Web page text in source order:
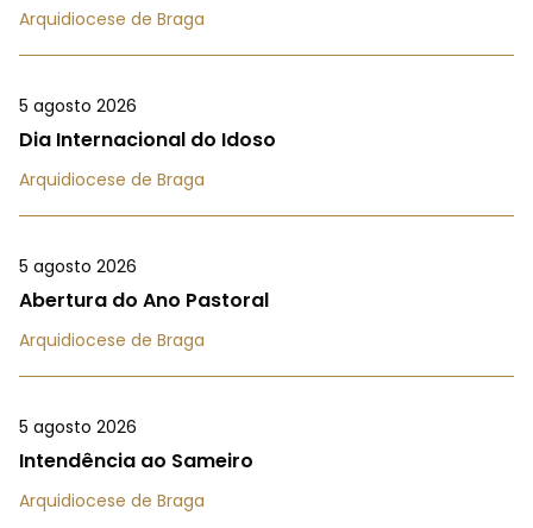
Arquidiocese de Braga
5 agosto 2026
Dia Internacional do Idoso
Arquidiocese de Braga
5 agosto 2026
Abertura do Ano Pastoral
Arquidiocese de Braga
5 agosto 2026
Intendência ao Sameiro
Arquidiocese de Braga